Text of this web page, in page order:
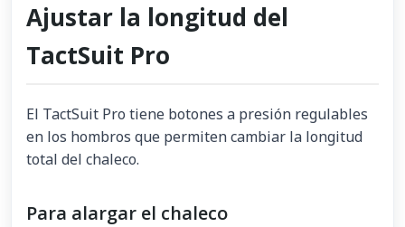
Ajustar la longitud del
TactSuit Pro
El TactSuit Pro tiene botones a presión regulables
en los hombros que permiten cambiar la longitud
total del chaleco.
Para alargar el chaleco